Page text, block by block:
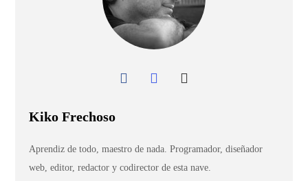
Kiko Frechoso
Aprendiz de todo, maestro de nada. Programador, diseñador
web, editor, redactor y codirector de esta nave.